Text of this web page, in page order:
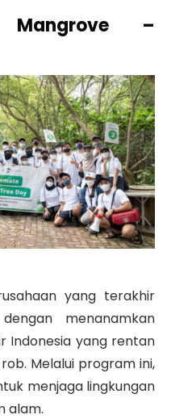
Mangrove –
yang terakhir
menanamkan
Indonesia yang rentan
Melalui program ini,
menjaga lingkungan
alam.